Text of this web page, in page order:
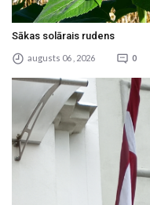
Sākas solārais rudens
augusts 06 , 2026 0